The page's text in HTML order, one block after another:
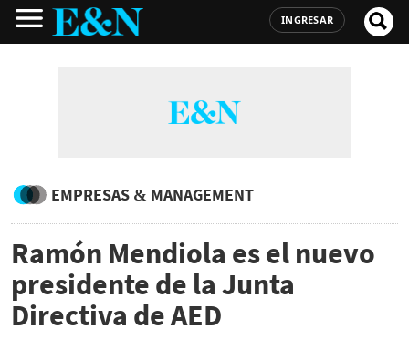
INGRESAR
EMPRESAS & MANAGEMENT
Ramón Mendiola es el nuevo
presidente de la Junta
Directiva de AED